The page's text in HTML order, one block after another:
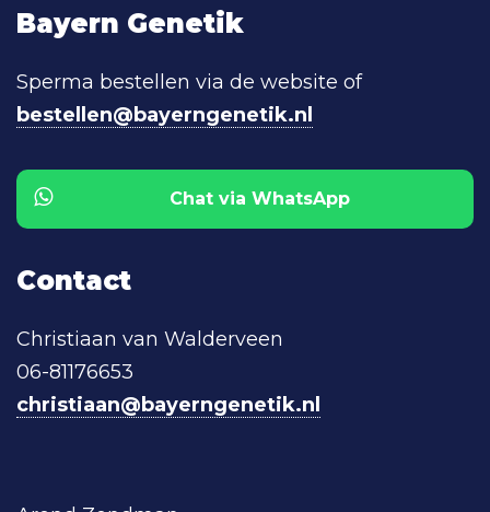
Bayern Genetik
Sperma bestellen via de website of
bestellen@bayerngenetik.nl
Chat via WhatsApp
Contact
Christiaan van Walderveen
06-81176653
christiaan@bayerngenetik.nl